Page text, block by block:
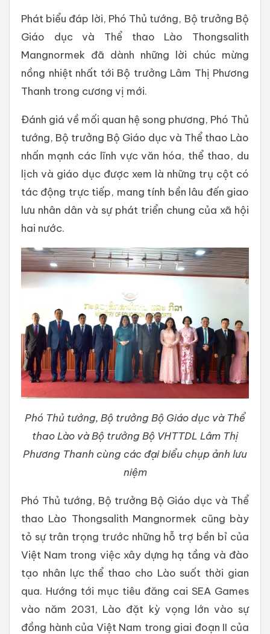
Phát biểu đáp lời, Phó Thủ tướng, Bộ trưởng Bộ
Giáo dục và Thể thao Lào Thongsalith
Mangnormek đã dành những lời chúc mừng
nồng nhiệt nhất tới Bộ trưởng Lâm Thị Phương
Thanh trong cương vị mới.
Đánh giá về mối quan hệ song phương, Phó Thủ
tướng, Bộ trưởng Bộ Giáo dục và Thể thao Lào
nhấn mạnh các lĩnh vực văn hóa, thể thao, du
lịch và giáo dục được xem là những trụ cột có
tác động trực tiếp, mang tính bền lâu đến giao
lưu nhân dân và sự phát triển chung của xã hội
hai nước.
Phó Thủ tướng, Bộ trưởng Bộ Giáo dục và Thể
thao Lào và Bộ trưởng Bộ VHTTDL Lâm Thị
Phương Thanh cùng các đại biểu chụp ảnh lưu
niệm
Phó Thủ tướng, Bộ trưởng Bộ Giáo dục và Thể
thao Lào Thongsalith Mangnormek cũng bày
tỏ sự trân trọng trước những hỗ trợ bền bỉ của
Việt Nam trong việc xây dựng hạ tầng và đào
tạo nhân lực thể thao cho Lào suốt thời gian
qua. Hướng tới mục tiêu đăng cai SEA Games
vào năm 2031, Lào đặt kỳ vọng lớn vào sự
đồng hành của Việt Nam trong giai đoạn II của